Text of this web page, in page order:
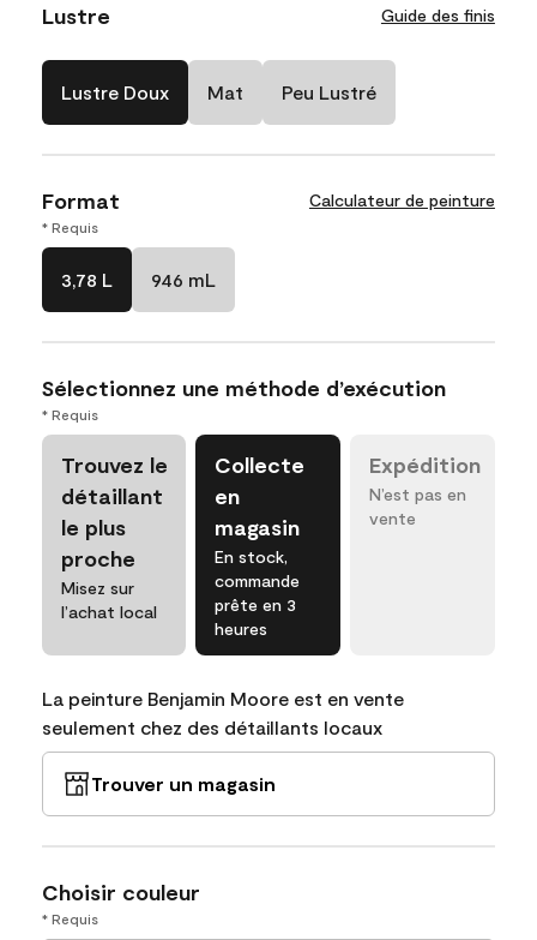
Lustre Guide des finis
Lustre Doux Mat Peu Lustré
Format Calculateur de peinture
* Requis
3,78 L 946 mL
Sélectionnez une méthode d’exécution
* Requis
Trouvez le
détaillant
le plus
proche
Misez sur
l’achat local
Collecte
en
magasin
En stock,
commande
prête en 3
heures
Expédition
N’est pas en
vente
La peinture Benjamin Moore est en vente
seulement chez des détaillants locaux
Trouver un magasin
Choisir couleur
* Requis